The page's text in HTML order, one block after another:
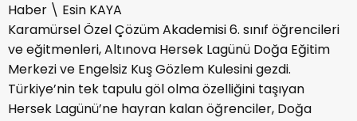
Haber \ Esin KAYA
Karamürsel Özel Çözüm Akademisi 6. sınıf öğrencileri
ve eğitmenleri, Altınova Hersek Lagünü Doğa Eğitim
Merkezi ve Engelsiz Kuş Gözlem Kulesini gezdi.
Türkiye’nin tek tapulu göl olma özelliğini taşıyan
Hersek Lagünü’ne hayran kalan öğrenciler, Doğa